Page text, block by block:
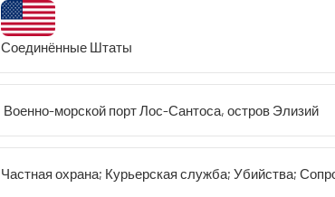
Соединённые Штаты
Военно-морской порт Лос-Сантоса, остров Элизий
Частная охрана; Курьерская служба; Убийства;